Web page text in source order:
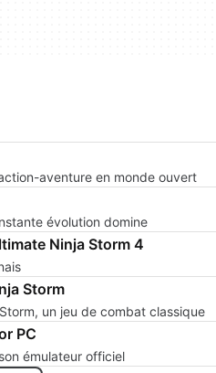
aventure en monde ouvert
évolution domine
Ninja Storm 4
Storm
un jeu de combat classique
PC
émulateur officiel